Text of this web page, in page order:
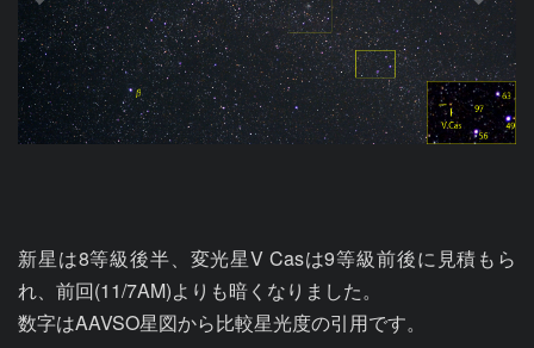
新星は8等級後半、変光星V Casは9等級前後に見積もら
れ、前回(11/7AM)よりも暗くなりました。
数字はAAVSO星図から比較星光度の引用です。